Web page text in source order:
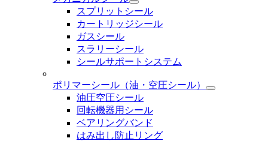
スプリットシール
カートリッジシール
ガスシール
スラリーシール
シールサポートシステム
ポリマーシール （油・空圧シール）
油圧空圧シール
回転機器用シール
ベアリングバンド
はみ出し防止リング